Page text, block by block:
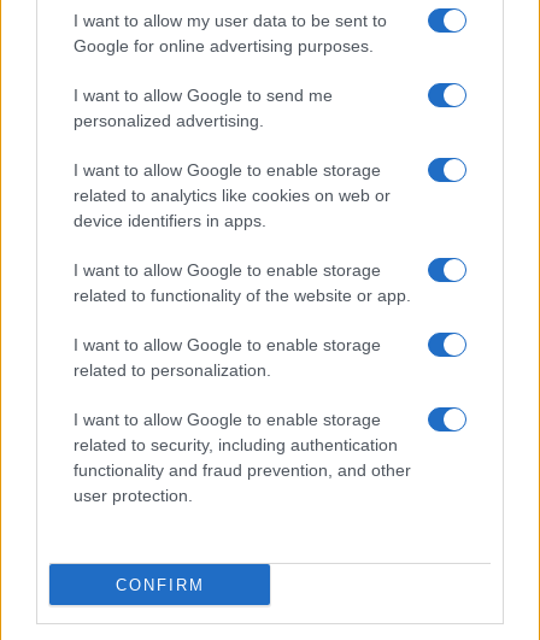
I want to allow my user data to be sent to
Google for online advertising purposes.
I want to allow Google to send me
personalized advertising.
I want to allow Google to enable storage
related to analytics like cookies on web or
device identifiers in apps.
I want to allow Google to enable storage
related to functionality of the website or app.
I want to allow Google to enable storage
related to personalization.
I want to allow Google to enable storage
related to security, including authentication
functionality and fraud prevention, and other
user protection.
CONFIRM